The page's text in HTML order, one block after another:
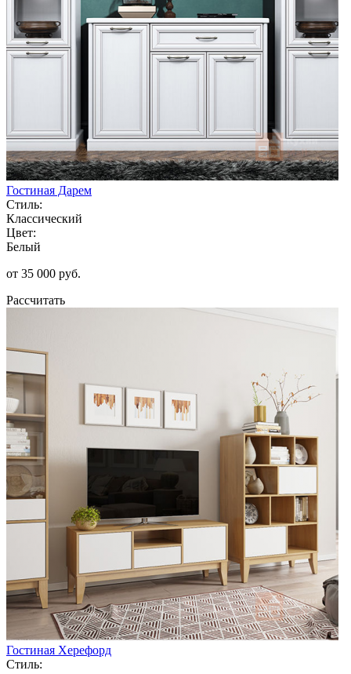
Гостиная Дарем
Стиль:
Классический
Цвет:
Белый
от 35 000 руб.
Рассчитать
Гостиная Херефорд
Стиль: